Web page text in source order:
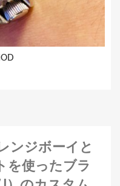
ンジボーイと
を使ったブラ